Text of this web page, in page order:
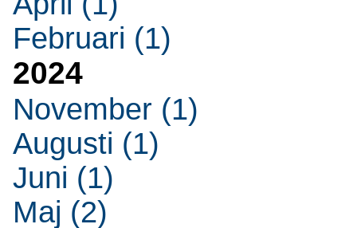
Februari (1)
2024
November (1)
Augusti (1)
Juni (1)
Maj (2)